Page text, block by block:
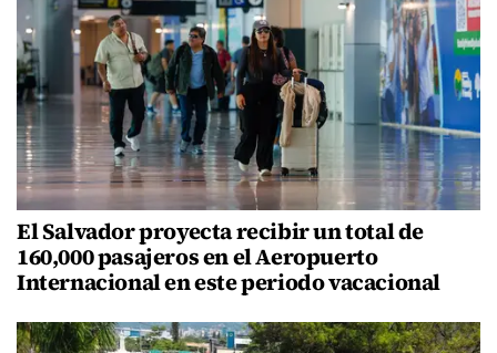
El Salvador proyecta recibir un total de
160,000 pasajeros en el Aeropuerto
Internacional en este periodo vacacional